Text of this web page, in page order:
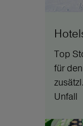
Top
für
Unfall